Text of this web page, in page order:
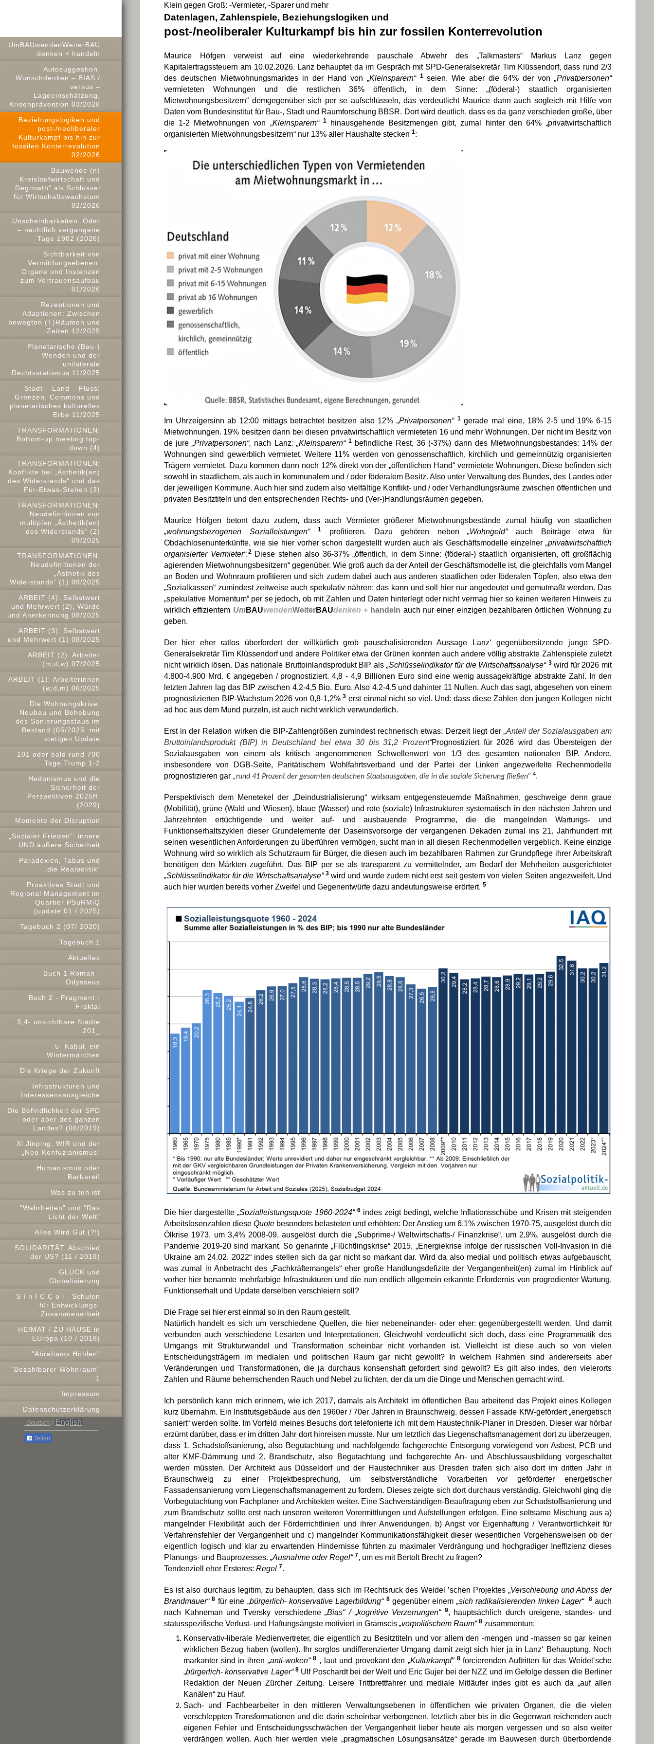
UmBAUwendenWeiterBAU
denken + handeln
Autosuggestion,
Wunschdenken – BIAS /
versus –
Lageeinschätzung,
Krisenprävention 03/2026
Beziehungslogiken und
post-/neoliberaler
Kulturkampf bis hin zur
fossilen Konterrevolution
02/2026
Bauwende (n)
Kreislaufwirtschaft und
„Degrowth“ als Schlüssel
für Wirtschaftswachstum
02/2026
Unscheinbarkeiten. Oder
– nächtlich vergangene
Tage 1982 (2026)
Sichtbarkeit von
Vermittlungsebenen:
Organe und Instanzen
zum Vertrauensaufbau
01/2026
Rezeptionen und
Adaptionen: Zwischen
bewegten (T)Räumen und
Zeiten 12/2025
Planetarische (Bau-)
Wenden und der
unilaterale
Rechtsstatismus 11/2025
Stadt – Land – Fluss:
Grenzen, Commons und
planetarisches kulturelles
Erbe 11/2025
TRANSFORMATIONEN:
Bottom-up meeting top-
down (4)
TRANSFORMATIONEN:
Konflikte bei „Ästhetik(en)
des Widerstands“ und das
Für-Etwas-Stehen (3)
TRANSFORMATIONEN:
Neudefinitionen von
multiplen „Ästhetik(en)
des Widerstands“ (2)
09/2025
TRANSFORMATIONEN:
Neudefinitionen der
„Ästhetik des
Widerstands“ (1) 09/2025
ARBEIT (4): Selbstwert
und Mehrwert (2), Würde
und Anerkennung 08/2025
ARBEIT (3): Selbstwert
und Mehrwert (1) 08/2025
ARBEIT (2): Arbeiter
(m,d,w) 07/2025
ARBEIT (1): Arbeiterinnen
(w,d,m) 06/2025
Die Wohnungskrise:
Neubau und Behebung
des Sanierungsstaus im
Bestand (05/2025: mit
stetigen Update
101 oder bald rund 700
Tage Trump 1-2
Hedonismus und die
Sicherheit der
Perspektiven 2025ff.
(2029)
Momente der Disruption
„Sozialer Frieden“: innere
UND äußere Sicherheit
Paradoxien, Tabus und
„die Realpolitik“
Proaktives Stadt und
Regional Management im
Quartier PSuRMiQ
(update 01 / 2025)
Tagebuch 2 (07/ 2020)
Tagebuch 1
Aktuelles
Buch 1 Roman -
Odysseus
Buch 2 - Fragment -
Fraktal
3,4- unsichtbare Städte
201_
5- Kabul, ein
Wintermärchen
Die Kriege der Zukunft
Infrastrukturen und
Interessensausgleiche
Die Befindlichkeit der SPD
- oder aber des ganzen
Landes? (06/2019)
Xi Jinping, WIR und der
„Neo-Konfuzianismus“
Humanismus oder
Barbarei!
Was zu tun ist
"Wahrheiten" und "Das
Licht der Welt"
Alles Wird Gut (?!)
SOLIDARITÄT: Abschied
der US? (11 / 2018)
GLÜCK und
Globalisierung
S I n I C C o l - Schulen
für Entwicklungs-
Zusammenarbeit
HEIMAT / ZU HAUSE in
EUropa (10 / 2018)
"Abrahams Höhlen"
"Bezahlbarer Wohnraum"
1
Impressum
Datenschutzerklärung
Deutsch / English
Teilen
Klein gegen Groß: -Vermieter, -Sparer und mehr
Datenlagen, Zahlenspiele, Beziehungslogiken und
post-/neoliberaler Kulturkampf bis hin zur fossilen Konterrevolution
Maurice Höfgen verweist auf eine wiederkehrende pauschale Abwehr des „Talkmasters“ Markus Lanz gegen
Kapitalertragssteuern am 10.02.2026. Lanz behauptet da im Gespräch mit SPD-Generalsekretär Tim Klüssendorf, dass rund 2/3
des deutschen Mietwohnungsmarktes in der Hand von „Kleinsparern“ 1seien. Wie aber die 64% der von „Privatpersonen“
vermieteten Wohnungen und die restlichen 36% öffentlich, in dem Sinne: „(föderal-) staatlich organisierten
Mietwohnungsbesitzern“ demgegenüber sich per se aufschlüsseln, das verdeutlicht Maurice dann auch sogleich mit Hilfe von
Daten vom Bundesinstitut für Bau-, Stadt und Raumforschung BBSR. Dort wird deutlich, dass es da ganz verschieden große, über
die 1-2 Mietwohnungen von „Kleinsparern“ 1hinausgehende Besitzmengen gibt, zumal hinter den 64% „privatwirtschaftlich
organisierten Mietwohnungsbesitzern“ nur 13% aller Haushalte stecken 1:
Im Uhrzeigersinn ab 12:00 mittags betrachtet besitzen also 12% „Privatpersonen“ 1gerade mal eine, 18% 2-5 und 19% 6-15
Mietwohnungen. 19% besitzen dann bei diesen privatwirtschaftlich vermieteten 16 und mehr Wohnungen. Der nicht im Besitz von
de jure„Privatpersonen“, nach Lanz: „Kleinsparern“ 1befindliche Rest, 36 (-37%) dann des Mietwohnungsbestandes: 14% der
Wohnungen sind gewerblich vermietet. Weitere 11% werden von genossenschaftlich, kirchlich und gemeinnützig organisierten
Trägern vermietet. Dazu kommen dann noch 12% direkt von der „öffentlichen Hand“ vermietete Wohnungen. Diese befinden sich
sowohl in staatlichem, als auch in kommunalem und / oder föderalem Besitz. Also unter Verwaltung des Bundes, des Landes oder
der jeweiligen Kommune. Auch hier sind zudem also vielfältige Konflikt- und / oder Verhandlungsräume zwischen öffentlichen und
privaten Besitztiteln und den entsprechenden Rechts- und (Ver-)Handlungsräumen gegeben.
Maurice Höfgen betont dazu zudem, dass auch Vermieter größerer Mietwohnungsbestände zumal häufig von staatlichen
„wohnungsbezogenen Sozialleistungen“
1 profitieren. Dazu gehören neben„Wohngeld“auch Beiträge etwa für
Obdachlosenunterkünfte, wie sie hier vorher schon dargestellt wurden auch als Geschäftsmodelle einzelner „privatwirtschaftlich
organisierter Vermieter“.2Diese stehen also 36-37% „öffentlich, in dem Sinne: (föderal-) staatlich organisierten, oft großflächig
agierenden Mietwohnungsbesitzern“ gegenüber. Wie groß auch da der Anteil der Geschäftsmodelle ist, die gleichfalls vom Mangel
an Boden und Wohnraum profitieren und sich zudem dabei auch aus anderen staatlichen oder föderalen Töpfen, also etwa den
„Sozialkassen“ zumindest zeitweise auch spekulativ nähren: das kann und soll hier nur angedeutet und gemutmaßt werden. Das
„spekulative Momentum“ per se jedoch, ob mit Zahlen und Daten hinterlegt oder nicht vermag hier so keinen weiteren Hinweis zu
wirklich effizientem UmBAUwendenWeiterBAUdenken + handeln auch nur einer einzigen bezahlbaren örtlichen Wohnung zu
geben.
Der hier eher ratlos überfordert der willkürlich grob pauschalisierenden Aussage Lanz‘ gegenübersitzende junge SPD-
Generalsekretär Tim Klüssendorf und andere Politiker etwa der Grünen konnten auch andere völlig abstrakte Zahlenspiele zuletzt
nicht wirklich lösen. Das nationale Bruttoinlandsprodukt BIP als „Schlüsselindikator für die Wirtschaftsanalyse“ 3wird für 2026 mit
4.800-4.900 Mrd. € angegeben / prognostiziert. 4,8 - 4,9 Billionen Euro sind eine wenig aussagekräftige abstrakte Zahl. In den
letzten Jahren lag das BIP zwischen 4,2-4,5 Bio. Euro. Also 4.2-4.5 und dahinter 11 Nullen. Auch das sagt, abgesehen von einem
prognostizierten BIP-Wachstum 2026 von 0,8-1,2%3 erst einmal nicht so viel. Und: dass diese Zahlen den jungen Kollegen nicht
ad hoc aus dem Mund purzeln, ist auch nicht wirklich verwunderlich.
Erst in der Relation wirken die BIP-Zahlengrößen zumindest rechnerisch etwas: Derzeit liegt der „Anteil der Sozialausgaben am
Bruttoinlandsprodukt (BIP) in Deutschland bei etwa 30 bis 31,2 Prozent“Prognostiziert für 2026 wird das Übersteigen der
Sozialausgaben von einem als kritisch angenommenen Schwellenwert von 1/3 des gesamten nationalen BIP. Andere,
insbesondere von DGB-Seite, Paritätischem Wohlfahrtsverband und der Partei der Linken angezweifelte Rechenmodelle
prognostizieren gar „rund 41 Prozent der gesamten deutschen Staatsausgaben, die in die soziale Sicherung fließen“ 4.
Perspektivisch dem Menetekel der „Deindustrialisierung“ wirksam entgegensteuernde Maßnahmen, geschweige denn graue
(Mobilität), grüne (Wald und Wiesen), blaue (Wasser) und rote (soziale) Infrastrukturen systematisch in den nächsten Jahren und
Jahrzehnten ertüchtigende und weiter auf- und ausbauende Programme, die die mangelnden Wartungs- und
Funktionserhaltszyklen dieser Grundelemente der Daseinsvorsorge der vergangenen Dekaden zumal ins 21. Jahrhundert mit
seinen wesentlichen Anforderungen zu überführen vermögen, sucht man in all diesen Rechenmodellen vergeblich. Keine einzige
Wohnung wird so wirklich als Schutzraum für Bürger, die diesen auch im bezahlbaren Rahmen zur Grundpflege ihrer Arbeitskraft
benötigen den Märkten zugeführt. Das BIP per se als transparent zu vermittelnder, am Bedarf der Mehrheiten ausgerichteter
„Schlüsselindikator für die Wirtschaftsanalyse“ 3wird und wurde zudem nicht erst seit gestern von vielen Seiten angezweifelt. Und
auch hier wurden bereits vorher Zweifel und Gegenentwürfe dazu andeutungsweise erörtert. 5
Die hier dargestellte „Sozialleistungsquote 1960-2024“ 6indes zeigt bedingt, welche Inflationsschübe und Krisen mit steigenden
Arbeitslosenzahlen diese Quote besonders belasteten und erhöhten: Der Anstieg um 6,1% zwischen 1970-75, ausgelöst durch die
Ölkrise 1973, um 3,4% 2008-09, ausgelöst durch die „Subprime-/ Weltwirtschafts-/ Finanzkrise“, um 2,9%, ausgelöst durch die
Pandemie 2019-20 sind markant. So genannte „Flüchtlingskrise“ 2015, „Energiekrise infolge der russischen Voll-Invasion in die
Ukraine am 24.02. 2022“ indes stellen sich da gar nicht so markant dar. Wird da also medial und politisch etwas aufgebauscht,
was zumal in Anbetracht des „Fachkräftemangels“ eher große Handlungsdefizite der Vergangenheit(en) zumal im Hinblick auf
vorher hier benannte mehrfarbige Infrastrukturen und die nun endlich allgemein erkannte Erfordernis von progredienter Wartung,
Funktionserhalt und Update derselben verschleiern soll?
Die Frage sei hier erst einmal so in den Raum gestellt.
Natürlich handelt es sich um verschiedene Quellen, die hier nebeneinander- oder eher: gegenübergestellt werden. Und damit
verbunden auch verschiedene Lesarten und Interpretationen. Gleichwohl verdeutlicht sich doch, dass eine Programmatik des
Umgangs mit Strukturwandel und Transformation scheinbar nicht vorhanden ist. Vielleicht ist diese auch so von vielen
Entscheidungsträgern im medialen und politischen Raum gar nicht gewollt? In welchem Rahmen sind andererseits aber
Veränderungen und Transformationen, die ja durchaus konsenshaft gefordert sind gewollt? Es gilt also indes, den vielerorts
Zahlen und Räume beherrschenden Rauch und Nebel zu lichten, der da um die Dinge und Menschen gemacht wird.
Ich persönlich kann mich erinnern, wie ich 2017, damals als Architekt im öffentlichen Bau arbeitend das Projekt eines Kollegen
kurz übernahm. Ein Institutsgebäude aus den 1960er / 70er Jahren in Braunschweig, dessen Fassade KfW-gefördert „energetisch
saniert“ werden sollte. Im Vorfeld meines Besuchs dort telefonierte ich mit dem Haustechnik-Planer in Dresden. Dieser war hörbar
erzürnt darüber, dass er im dritten Jahr dort hinreisen musste. Nur um letztlich das Liegenschaftsmanagement dort zu überzeugen,
dass 1. Schadstoffsanierung, also Begutachtung und nachfolgende fachgerechte Entsorgung vorwiegend von Asbest, PCB und
alter KMF-Dämmung und 2. Brandschutz, also Begutachtung und fachgerechte An- und Abschlussausbildung vorgeschaltet
werden müssten. Der Architekt aus Düsseldorf und der Haustechniker aus Dresden trafen sich also dort im dritten Jahr in
Braunschweig zu einer Projektbesprechung, um selbstverständliche Vorarbeiten vor geförderter energetischer
Fassadensanierung vom Liegenschaftsmanagement zu fordern. Dieses zeigte sich dort durchaus verständig. Gleichwohl ging die
Vorbegutachtung von Fachplaner und Architekten weiter. Eine Sachverständigen-Beauftragung eben zur Schadstoffsanierung und
zum Brandschutz sollte erst nach unseren weiteren Vorermittlungen und Aufstellungen erfolgen. Eine seltsame Mischung aus a)
mangelnder Flexibilität auch der Förderrichtlinien und ihrer Anwendungen, b) Angst vor Eigenhaftung / Verantwortlichkeit für
Verfahrensfehler der Vergangenheit und c) mangelnder Kommunikationsfähigkeit dieser wesentlichen Vorgehensweisen ob der
eigentlich logisch und klar zu erwartenden Hindernisse führten zu maximaler Verdrängung und hochgradiger Ineffizienz dieses
Planungs- und Bauprozesses. „Ausnahme oder Regel“ 7, um es mit Bertolt Brecht zu fragen?
Tendenziell eher Ersteres: Regel 7.
Es ist also durchaus legitim, zu behaupten, dass sich im Rechtsruck des Weidel ’schen Projektes „Verschiebung und Abriss der
Brandmauer“ 8 für eine „bürgerlich- konservative Lagerbildung“ 8gegenüber einem „sich radikalisierenden linken Lager“ 8auch
nach Kahneman und Tversky verschiedene„Bias“ / „kognitive Verzerrungen“ 9, hauptsächlich durch ureigene, standes- und
statusspezifische Verlust- und Haftungsängste motiviert in Gramscis „vorpolitischem Raum“ 8 zusammentun:
Konservativ-liberale Medienvertreter, die eigentlich zu Besitztiteln und vor allem den -mengen und -massen so gar keinen
wirklichen Bezug haben (wollen). Ihr sorglos undifferenzierter Umgang damit zeigt sich hier ja in Lanz‘ Behauptung. Noch
markanter sind in ihren „anti-woken“ 8 , laut und provokant den „Kulturkampf“ 8forcierenden Auftritten für das Weidel‘sche
„bürgerlich-konservative Lager“ 8Ulf Poschardt bei der Welt und Eric Gujer bei der NZZ und im Gefolge dessen die Berliner
Redaktion der Neuen Zürcher Zeitung. Leisere Trittbrettfahrer und mediale Mitläufer indes gibt es auch da „auf allen
Kanälen“ zu Hauf.
Sach- und Fachbearbeiter in den mittleren Verwaltungsebenen in öffentlichen wie privaten Organen, die die vielen
verschleppten Transformationen und die darin scheinbar verborgenen, letztlich aber bis in die Gegenwart reichenden auch
eigenen Fehler und Entscheidungsschwächen der Vergangenheit lieber heute als morgen vergessen und so also weiter
verdrängen wollen. Auch hier werden viele „pragmatischen Lösungsansätze“ gerade im Bauwesen durch überbordende